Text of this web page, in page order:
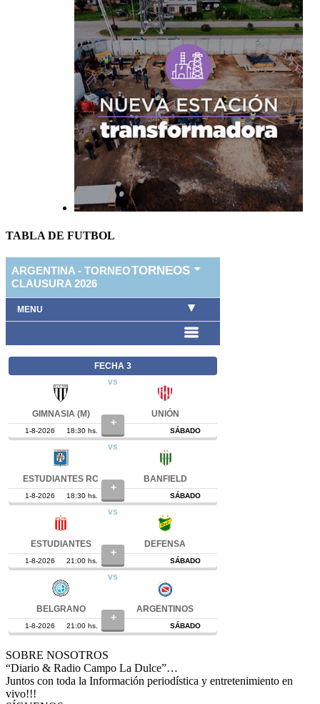
TABLA DE FUTBOL
SOBRE NOSOTROS
“Diario & Radio Campo La Dulce”…
Juntos con toda la Información periodística y entretenimiento en
vivo!!!